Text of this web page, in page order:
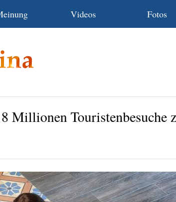
Videos Fotos
Millionen Touristenbesuche